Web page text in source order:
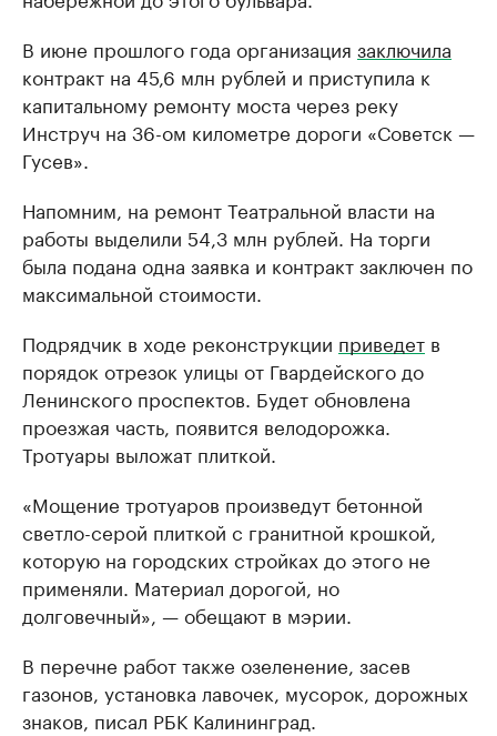
В июне прошлого года организация заключила
контракт на 45,6 млн рублей и приступила к
капитальному ремонту моста через реку
Инструч на 36-ом километре дороги «Советск —
Гусев».
Напомним, на ремонт Театральной власти на
работы выделили 54,3 млн рублей. На торги
была подана одна заявка и контракт заключен по
максимальной стоимости.
Подрядчик в ходе реконструкции приведет в
порядок отрезок улицы от Гвардейского до
Ленинского проспектов. Будет обновлена
проезжая часть, появится велодорожка.
Тротуары выложат плиткой.
«Мощение тротуаров произведут бетонной
светло-серой плиткой с гранитной крошкой,
которую на городских стройках до этого не
применяли. Материал дорогой, но
долговечный», — обещают в мэрии.
В перечне работ также озеленение, засев
газонов, установка лавочек, мусорок, дорожных
знаков, писал РБК Калининград.